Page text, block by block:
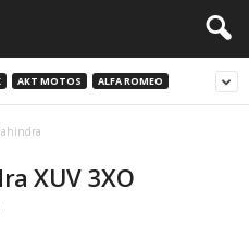
AKT MOTOS ALFA ROMEO
XUV 3XO